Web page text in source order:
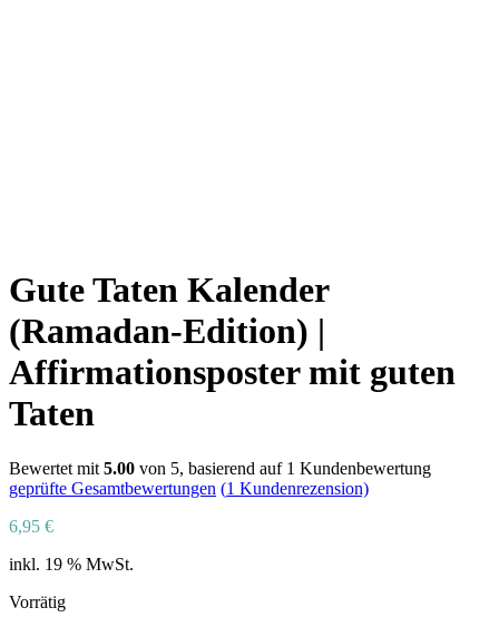
Gute Taten Kalender
(Ramadan-Edition) |
Affirmationsposter mit guten
Taten
Bewertet mit 5.00 von 5, basierend auf 1 Kundenbewertung
geprüfte Gesamtbewertungen (1 Kundenrezension)
6,95 €
inkl. 19 % MwSt.
Vorrätig